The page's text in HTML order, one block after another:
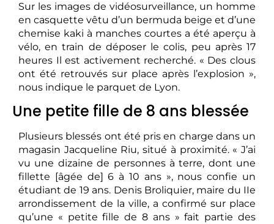
Sur les images de vidéosurveillance, un homme
en casquette vêtu d’un bermuda beige et d’une
chemise kaki à manches courtes a été aperçu à
vélo, en train de déposer le colis, peu après 17
heures Il est activement recherché. « Des clous
ont été retrouvés sur place après l’explosion »,
nous indique le parquet de Lyon.
Une petite fille de 8 ans blessée
Plusieurs blessés ont été pris en charge dans un
magasin Jacqueline Riu, situé à proximité. « J’ai
vu une dizaine de personnes à terre, dont une
fillette [âgée de] 6 à 10 ans », nous confie un
étudiant de 19 ans. Denis Broliquier, maire du IIe
arrondissement de la ville, a confirmé sur place
qu’une « petite fille de 8 ans » fait partie des